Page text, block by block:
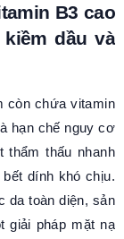
B3 cao
dầu và
còn chứa vitamin
hạn chế nguy cơ
thẩm thấu nhanh
dính khó chịu.
da toàn diện, sản
giải pháp mặt nạ